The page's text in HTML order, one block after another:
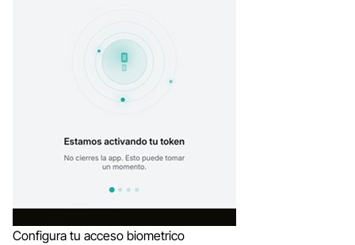
Configura tu acceso biometrico